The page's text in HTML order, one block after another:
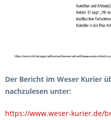
Der Bericht im Weser Kurier
nachzulesen unter:
https://www.weser-kurier.de/